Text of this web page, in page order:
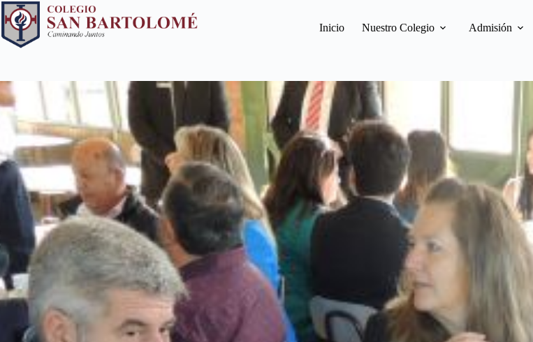
Inicio Nuestro Colegio Admisión